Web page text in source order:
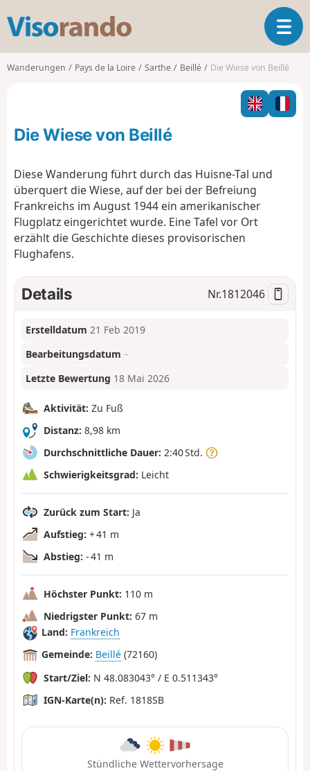
s
o
o
T
o
g
l
n
Wanderungen Pays de la Loire Sarthe Beillé Die Wiese von Beillé
Die Wiese von Beillé
Diese Wanderung führt durch das Huisne-Tal und
überquert die Wiese, auf der bei der Befreiung
Frankreichs im August 1944 ein amerikanischer
Flugplatz eingerichtet wurde. Eine Tafel vor Ort
erzählt die Geschichte dieses provisorischen
Flughafens.
Details Nr.1812046
Erstelldatum 21 Feb 2019
Bearbeitungsdatum –
Letzte Bewertung 18 Mai 2026
Aktivität: Zu Fuß
Distanz: 8,98 km
Durchschnittliche Dauer: 2:40 Std.
Schwierigkeitsgrad: Leicht
Zurück zum Start: Ja
Aufstieg: + 41 m
Abstieg: - 41 m
Höchster Punkt: 110 m
Niedrigster Punkt: 67 m
Land: Frankreich
Gemeinde: Beillé (72160)
Start/Ziel: N 48.083043° / E 0.511343°
IGN-Karte(n): Ref. 1818SB
Stündliche Wettervorhersage